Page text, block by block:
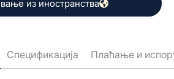
153
ДРУГА, 174
РАДА, 175
176
177
из иностранства
Спецификација Плаћање и